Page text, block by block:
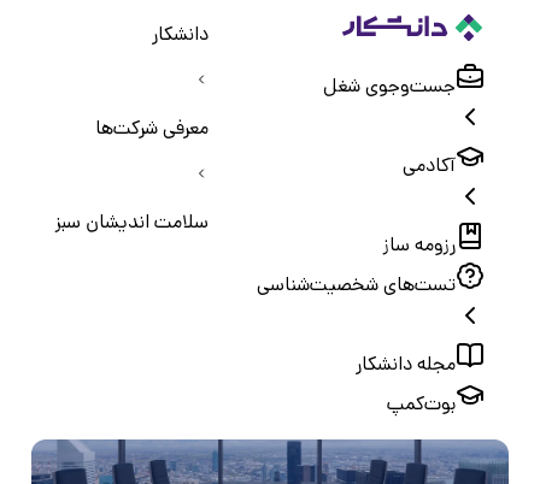
جست‌و‌جوی شغل
آکادمی
رزومه ساز
تست‌های شخصیت‌شناسی
مجله دانشکار
بوت‌کمپ
دانشکار
معرفی شرکت‌ها
سلامت اندیشان سبز